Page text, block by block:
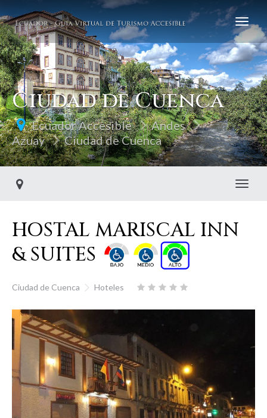
Ciudad de Cuenca
Ecuador Accesible
Andes
Azuay
Ciudad de Cuenca
HOSTAL MARISCAL INN
& SUITES
Ciudad de Cuenca Hoteles